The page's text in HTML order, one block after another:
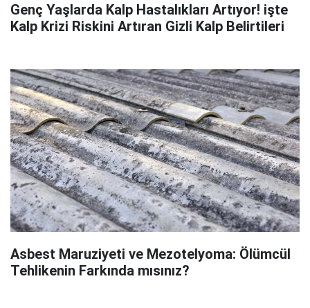
Genç Yaşlarda Kalp Hastalıkları Artıyor! işte
Kalp Krizi Riskini Artıran Gizli Kalp Belirtileri
Asbest Maruziyeti ve Mezotelyoma: Ölümcül
Tehlikenin Farkında mısınız?